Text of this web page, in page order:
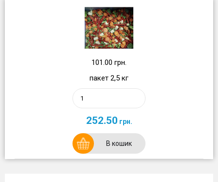
101.00 грн.
пакет 2,5 кг
252.50 грн.
В кошик